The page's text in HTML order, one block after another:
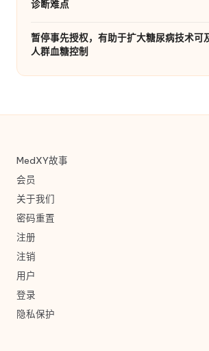
诊断难点
暂停事先授权，有助于扩大糖尿病技术可
人群血糖控制
MedXY故事
会员
关于我们
密码重置
注册
注销
用户
登录
隐私保护